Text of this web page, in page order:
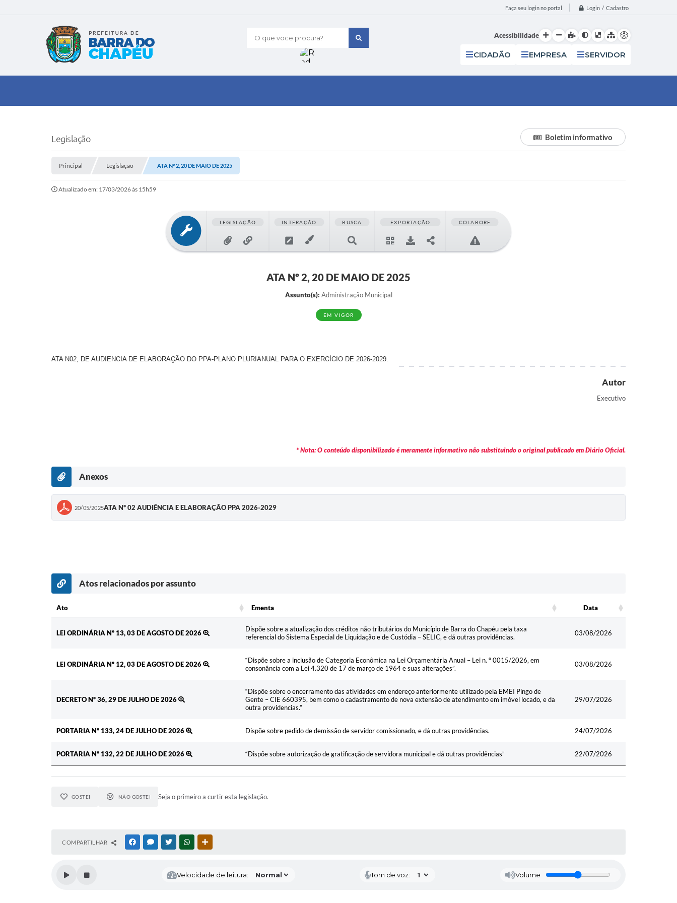
Faça seu login no portal Login / Cadastro
O que voce procura? Acessibilidade
CIDADÃO EMPRESA SERVIDOR
Legislação Boletim informativo
Principal Legislação ATA Nº 2, 20 DE MAIO DE 2025
Atualizado em: 17/03/2026 às 15h59
LEGISLAÇÃO INTERAÇÃO BUSCA EXPORTAÇÃO COLABORE
ATA Nº 2, 20 DE MAIO DE 2025
Assunto(s): Administração Municipal
EM VIGOR
ATA N02, DE AUDIENCIA DE ELABORAÇÃO DO PPA-PLANO PLURIANUAL PARA O EXERCÍCIO DE 2026-2029.
Autor
Executivo
* Nota: O conteúdo disponibilizado é meramente informativo não substituindo o original publicado em Diário Oficial.
Anexos
20/05/2025ATA Nº 02 AUDIÊNCIA E ELABORAÇÃO PPA 2026-2029
Atos relacionados por assunto
Ato Ementa
Data
LEI ORDINÁRIA Nº 13, 03 DE AGOSTO DE 2026
Dispõe sobre a atualização dos créditos não tributários do Município de Barra do Chapéu pela taxa
referencial do Sistema Especial de Liquidação e de Custódia – SELIC, e dá outras providências.
03/08/2026
LEI ORDINÁRIA Nº 12, 03 DE AGOSTO DE 2026
“Dispõe sobre a inclusão de Categoria Econômica na Lei Orçamentária Anual – Lei n. º 0015/2026, em
consonância com a Lei 4.320 de 17 de março de 1964 e suas alterações”.
03/08/2026
DECRETO Nº 36, 29 DE JULHO DE 2026
“Dispõe sobre o encerramento das atividades em endereço anteriormente utilizado pela EMEI Pingo de
Gente – CIE 660395, bem como o cadastramento de nova extensão de atendimento em imóvel locado, e da
outra providencias.”
29/07/2026
PORTARIA Nº 133, 24 DE JULHO DE 2026 Dispõe sobre pedido de demissão de servidor comissionado, e dá outras providências. 24/07/2026
PORTARIA Nº 132, 22 DE JULHO DE 2026 “Dispõe sobre autorização de gratificação de servidora municipal e dá outras providências” 22/07/2026
GOSTEI NÃO GOSTEI Seja o primeiro a curtir esta legislação.
COMPARTILHAR FACEBOOKMESSENGER
TWITTERWHATSAPP
Velocidade de leitura: Tom de voz: Volume